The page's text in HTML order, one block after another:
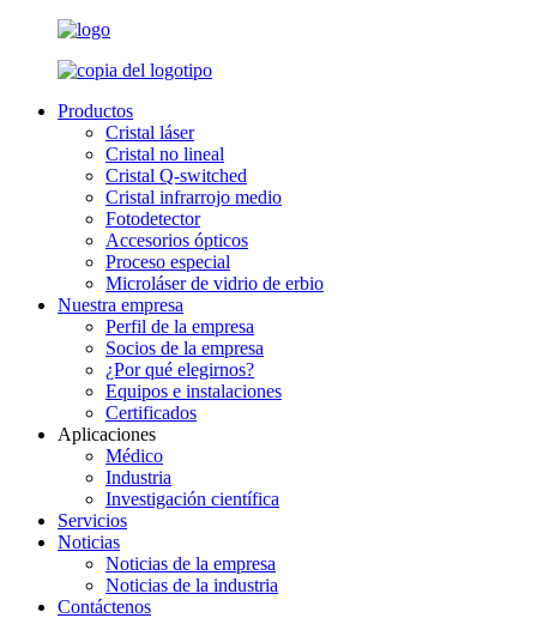
Productos
Cristal láser
Cristal no lineal
Cristal Q-switched
Cristal infrarrojo medio
Fotodetector
Accesorios ópticos
Proceso especial
Microláser de vidrio de erbio
Nuestra empresa
Perfil de la empresa
Socios de la empresa
¿Por qué elegirnos?
Equipos e instalaciones
Certificados
Aplicaciones
Médico
Industria
Investigación científica
Servicios
Noticias
Noticias de la empresa
Noticias de la industria
Contáctenos